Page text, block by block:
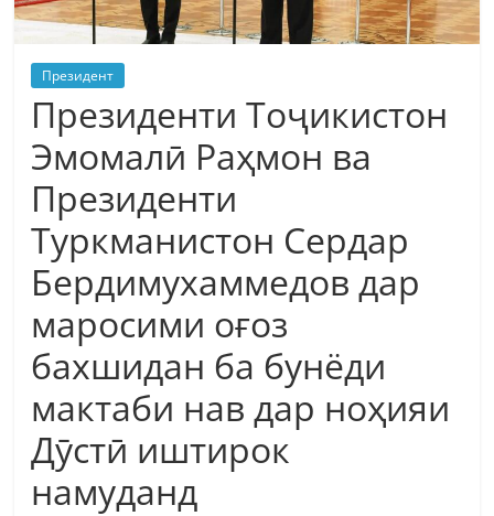
Президент
Президенти Тоҷикистон
Эмомалӣ Раҳмон ва
Президенти
Туркманистон Сердар
Бердимухаммедов дар
маросими оғоз
бахшидан ба бунёди
мактаби нав дар ноҳияи
Дӯстӣ иштирок
намуданд